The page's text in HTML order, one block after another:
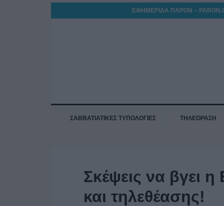
ΕΦΗΜΕΡΙΔΑ ΠΑΡΟΝ –
ΣΑΒΒΑΤΙΑΤΙΚΕΣ ΤΥΠΟΛΟΓΙΕΣ ΤΗΛΕΟΡΑΣΗ
Σκέψεις να βγει
και τηλεθέασης!